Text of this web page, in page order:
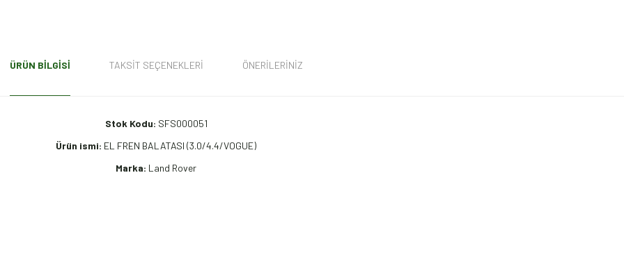
ÜRÜN BILGISI TAKSIT SEÇENEKLERI ÖNERILERINIZ
Stok Kodu: SFS000051
Ürün ismi: EL FREN BALATASI (3.0/4.4/VOGUE)
Marka: Land Rover